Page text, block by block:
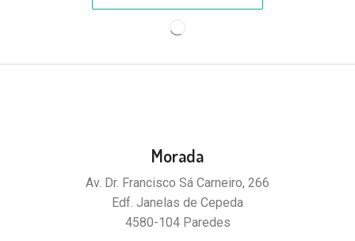
Morada
Av. Dr. Francisco Sá Carneiro, 266
Edf. Janelas de Cepeda
4580-104 Paredes